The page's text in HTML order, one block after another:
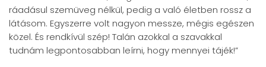
ráadásul szemüveg nélkül, pedig a való életben rossz a
látásom. Egyszerre volt nagyon messze, mégis egészen
közel. És rendkívül szép! Talán azokkal a szavakkal
tudnám legpontosabban leírni, hogy mennyei tájék!”